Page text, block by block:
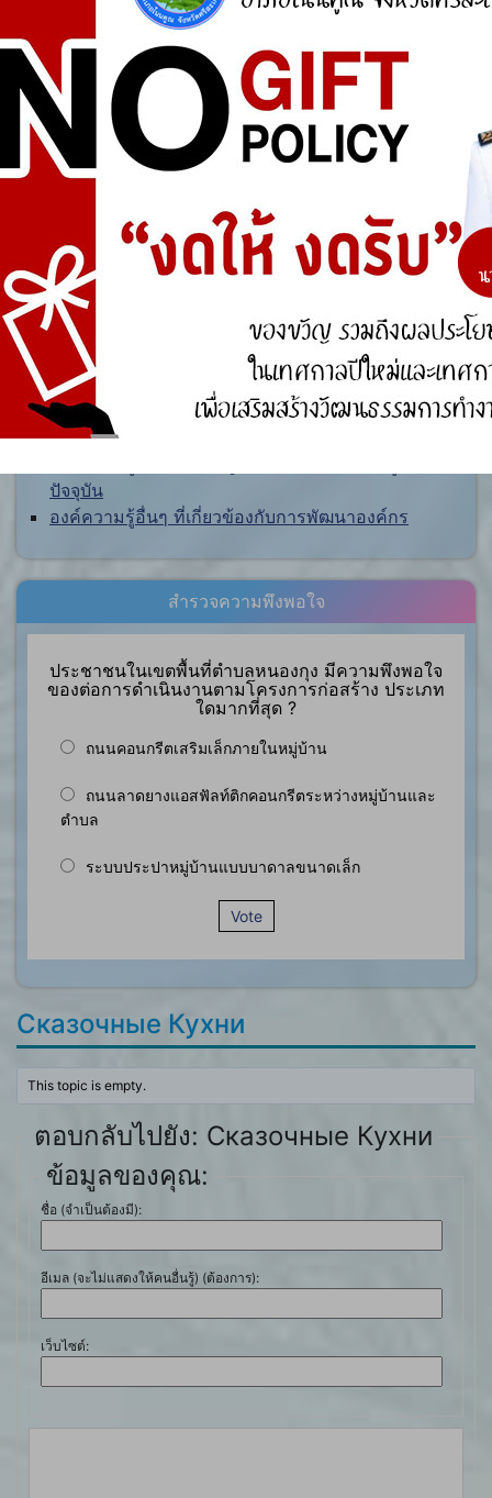
ศูนย์ร้องเรียน
สำนักงานคณะกรรมการป้องกันและปราบปรามการ
สำนักงานคณะกรรมการป้องกันและปราบปรามการ
ทุจริตในภาครัฐ
การจัดการความรู้ (KM)
องค์ความรู้ที่สนับสนุน วิสัยทัศน์ พันธกิจ ยุทธศาสตร์
ขององค์กร
องค์ความรู้จากประสบการณ์ที่องค์กรได้สั่งสมมา
ปัจจุบัน
องค์ความรู้อื่นๆ ที่เกี่ยวข้องกับการพัฒนาองค์กร
สำรวจความพึงพอใจ
ประชาชนในเขตพื้นที่ตำบลหนองกุง มีความพึงพอใจ
ของต่อการดำเนินงานตามโครงการก่อสร้าง ประเภท
ใดมากที่สุด ?
ถนนคอนกรีตเสริมเล็กภายในหมู่บ้าน
ถนนลาดยางแอสฟัลท์ติกคอนกรีตระหว่างหมู่บ้านและ
ตำบล
ระบบประปาหมู่บ้านแบบบาดาลขนาดเล็ก
Vote
Сказочные Кухни
This topic is empty.
ตอบกลับไปยัง: Сказочные Кухни
ข้อมูลของคุณ:
ชื่อ (จำเป็นต้องมี):
อีเมล (จะไม่แสดงให้คนอื่นรู้) (ต้องการ):
เว็บไซต์: